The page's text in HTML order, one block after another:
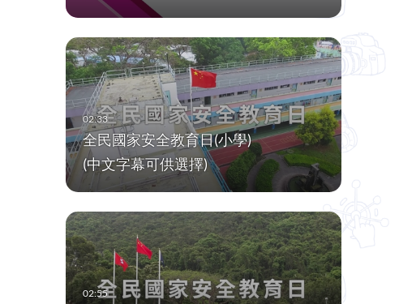
全民國家安全教育日(小學)
(中文字幕可供選擇)